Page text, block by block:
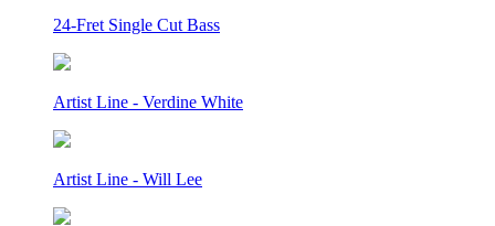
24-Fret Single Cut Bass
Artist Line - Verdine White
Artist Line - Will Lee